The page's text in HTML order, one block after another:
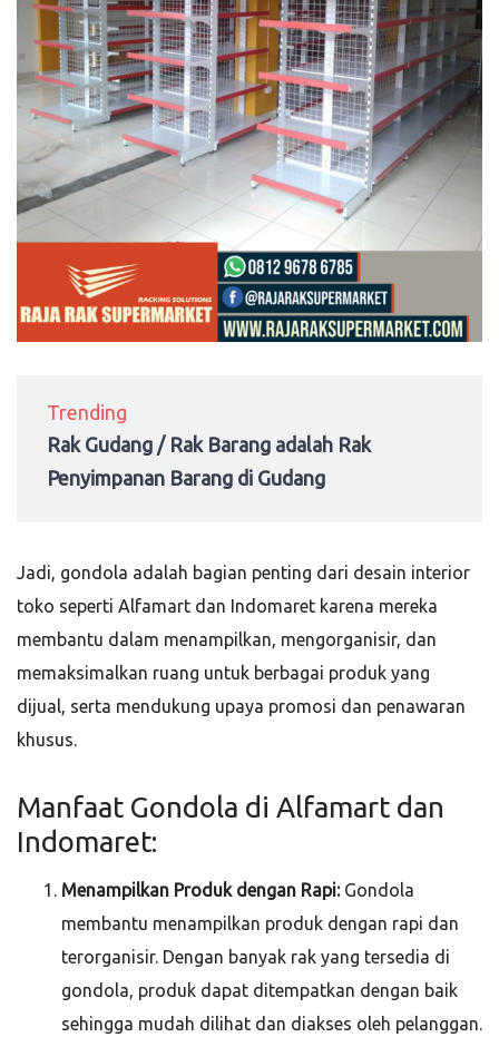
Trending
Rak Gudang / Rak Barang adalah Rak
Penyimpanan Barang di Gudang
Jadi, gondola adalah bagian penting dari desain interior
toko seperti Alfamart dan Indomaret karena mereka
membantu dalam menampilkan, mengorganisir, dan
memaksimalkan ruang untuk berbagai produk yang
dijual, serta mendukung upaya promosi dan penawaran
khusus.
Manfaat Gondola di Alfamart dan
Indomaret:
Menampilkan Produk dengan Rapi:Gondola
membantu menampilkan produk dengan rapi dan
terorganisir. Dengan banyak rak yang tersedia di
gondola, produk dapat ditempatkan dengan baik
sehingga mudah dilihat dan diakses oleh pelanggan.